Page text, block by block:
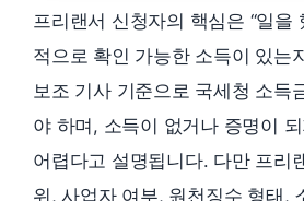
프리랜서 신청자의 핵심은 “일을
적으로 확인 가능한 소득이 있는
보조 기사 기준으로 국세청 소득
야 하며, 소득이 없거나 증명이
어렵다고 설명됩니다. 다만 프리
위, 사업자 여부, 원천징수 형태,